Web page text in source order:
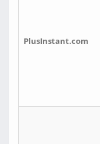
PlusInstant.com